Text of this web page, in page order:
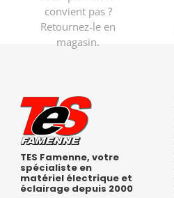
convient pas ?
Retournez-le en
magasin.
TES Famenne, votre
spécialiste en
matériel électrique et
éclairage depuis 2000